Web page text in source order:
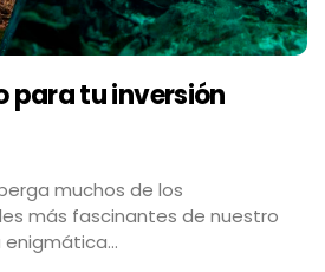
para tu inversión
muchos de los
más fascinantes de nuestro